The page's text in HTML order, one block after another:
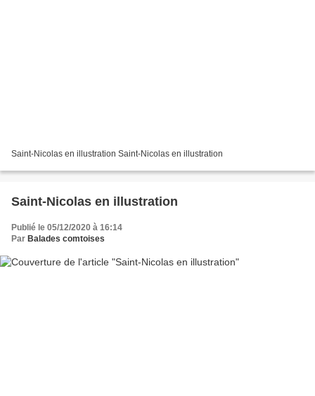
Saint-Nicolas en illustration Saint-Nicolas en illustration
Saint-Nicolas en illustration
Publié le 05/12/2020 à 16:14
Par Balades comtoises